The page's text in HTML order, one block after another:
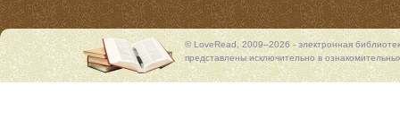
© LoveRead, 2009–2026 - электронная
представлены исключительно в